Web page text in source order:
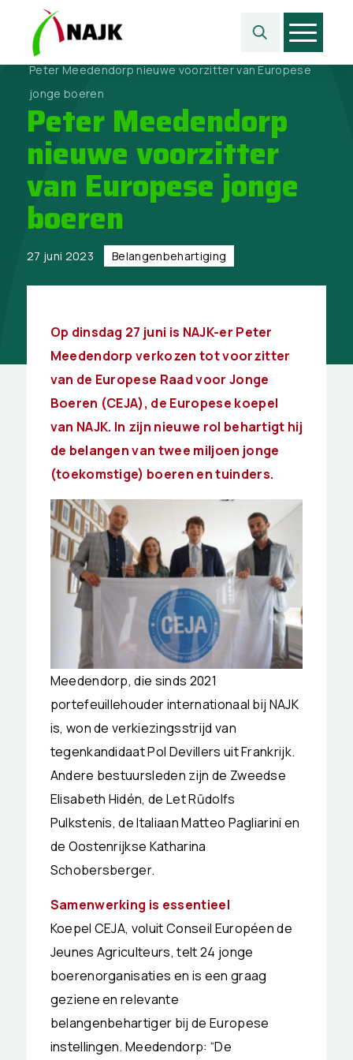
Home >
Peter Meedendorp nieuwe voorzitter van Europese
jonge boeren
Peter Meedendorp
nieuwe voorzitter
van Europese jonge
boeren
27 juni 2023 Belangen­behartiging
Op dinsdag 27 juni is NAJK-er Peter
Meedendorp verkozen tot voorzitter
van de Europese Raad voor Jonge
Boeren (CEJA), de Europese koepel
van NAJK. In zijn nieuwe rol behartigt hij
de belangen van twee miljoen jonge
(toekomstige) boeren en tuinders.
Meedendorp, die sinds 2021
portefeuillehouder internationaal bij NAJK
is, won de verkiezingsstrijd van
tegenkandidaat Pol Devillers uit Frankrijk.
Andere bestuursleden zijn de Zweedse
Elisabeth Hidén, de Let Rūdolfs
Pulkstenis, de Italiaan Matteo Pagliarini en
de Oostenrijkse Katharina
Schobersberger.
Samenwerking is essentieel
Koepel CEJA, voluit Conseil Européen de
Jeunes Agriculteurs, telt 24 jonge
boerenorganisaties en is een graag
geziene en relevante
belangenbehartiger bij de Europese
instellingen. Meedendorp: “De